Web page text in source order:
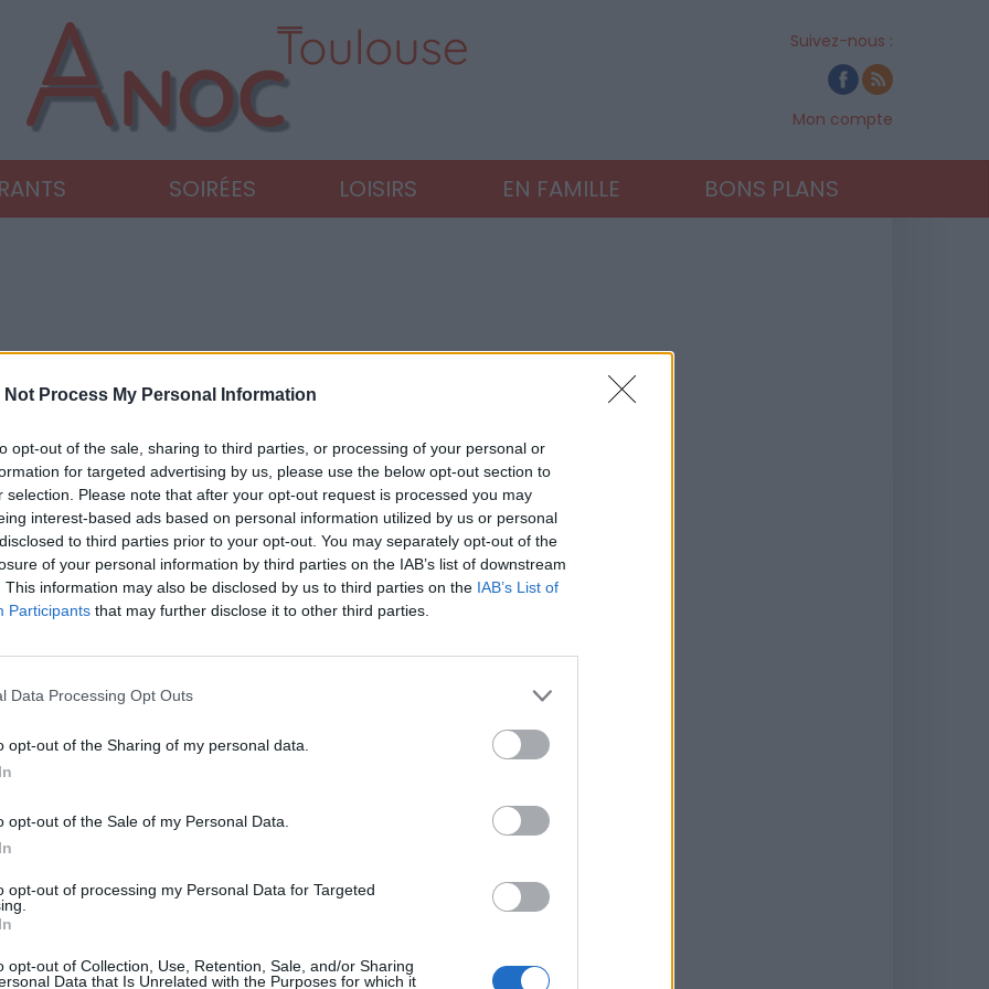
Not Process My Personal Information
opt-out of the sale, sharing to third parties, or processing of your personal or
for targeted advertising by us, please use the below opt-out section to
selection. Please note that after your opt-out request is processed you may
interest-based ads based on personal information utilized by us or personal
to third parties prior to your opt-out. You may separately opt-out of the
of your personal information by third parties on the IAB’s list of downstream
This information may also be disclosed by us to third parties on the IAB’s List of
Participants that may further disclose it to other third parties.
Data Processing Opt Outs
opt-out of the Sharing of my personal data.
opt-out of the Sale of my Personal Data.
opt-out of processing my Personal Data for Targeted
opt-out of Collection, Use, Retention, Sale, and/or Sharing
Data that Is Unrelated with the Purposes for which it
Suivez-nous :
Mon compte
SOIRÉES LOISIRS EN FAMILLE BONS PLANS
ROOM
Game 2.0 à Toulouse
les maître-mots du Projet Dédale, un nouvel Escape Game
2018. Saurez-vous résoudre toutes les énigmes en moins de
Toulouse
terrifiante à First Clue - Escape Game Toulouse !
cette salle vous invite au cœur de l'univers des buveurs de
qui vous fera perdre tous vos moyens !
salles de Tourbillon Escape à AyguesVives, vous devrez faire
et de collaboration ! Trois salles aux thématiques variées
votre soif d'aventures !